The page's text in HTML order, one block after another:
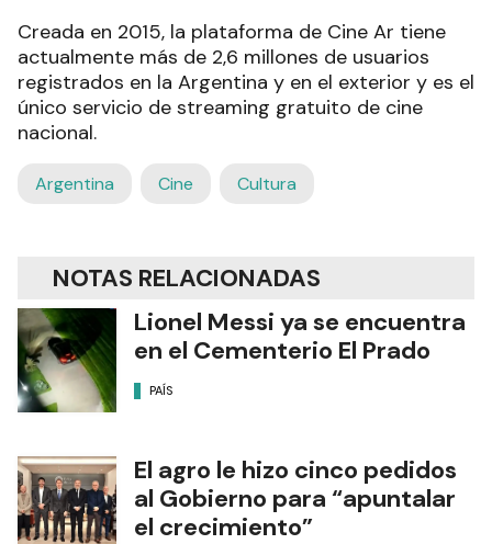
Creada en 2015, la plataforma de Cine Ar tiene
actualmente más de 2,6 millones de usuarios
registrados en la Argentina y en el exterior y es el
único servicio de streaming gratuito de cine
nacional.
Argentina Cine Cultura
NOTAS RELACIONADAS
Lionel Messi ya se encuentra
en el Cementerio El Prado
PAÍS
El agro le hizo cinco pedidos
al Gobierno para “apuntalar
el crecimiento”